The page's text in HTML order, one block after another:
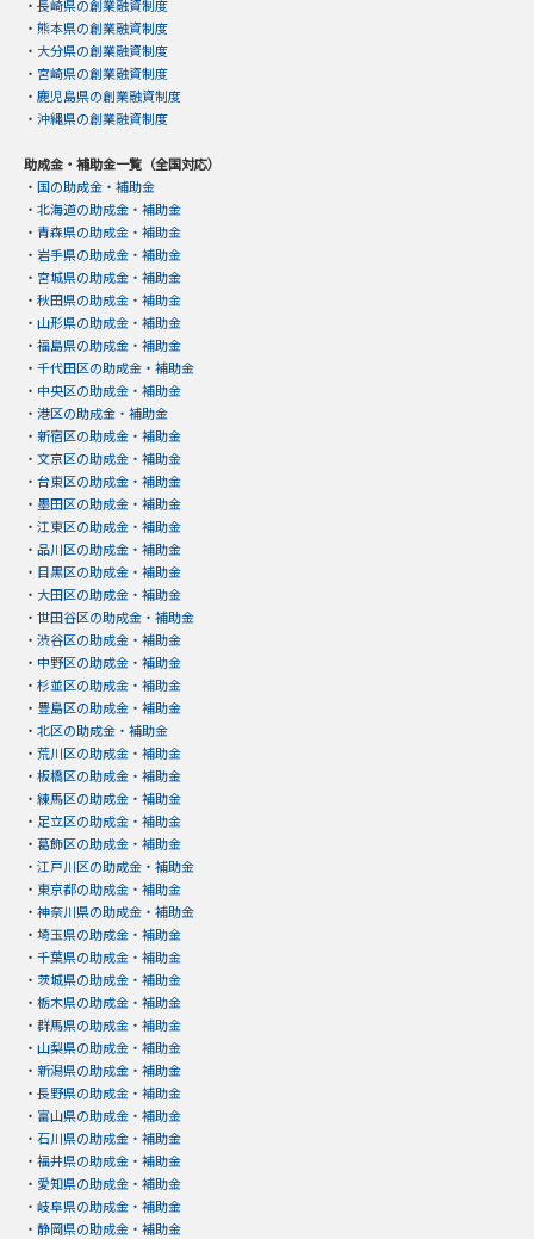
・ 長崎県の創業融資制度
・ 熊本県の創業融資制度
・ 大分県の創業融資制度
・ 宮崎県の創業融資制度
・ 鹿児島県の創業融資制度
・ 沖縄県の創業融資制度
助成金・補助金一覧（全国対応）
・ 国の助成金・補助金
・ 北海道の助成金・補助金
・ 青森県の助成金・補助金
・ 岩手県の助成金・補助金
・ 宮城県の助成金・補助金
・ 秋田県の助成金・補助金
・ 山形県の助成金・補助金
・ 福島県の助成金・補助金
・ 千代田区の助成金・補助金
・ 中央区の助成金・補助金
・ 港区の助成金・補助金
・ 新宿区の助成金・補助金
・ 文京区の助成金・補助金
・ 台東区の助成金・補助金
・ 墨田区の助成金・補助金
・ 江東区の助成金・補助金
・ 品川区の助成金・補助金
・ 目黒区の助成金・補助金
・ 大田区の助成金・補助金
・ 世田谷区の助成金・補助金
・ 渋谷区の助成金・補助金
・ 中野区の助成金・補助金
・ 杉並区の助成金・補助金
・ 豊島区の助成金・補助金
・ 北区の助成金・補助金
・ 荒川区の助成金・補助金
・ 板橋区の助成金・補助金
・ 練馬区の助成金・補助金
・ 足立区の助成金・補助金
・ 葛飾区の助成金・補助金
・ 江戸川区の助成金・補助金
・ 東京都の助成金・補助金
・ 神奈川県の助成金・補助金
・ 埼玉県の助成金・補助金
・ 千葉県の助成金・補助金
・ 茨城県の助成金・補助金
・ 栃木県の助成金・補助金
・ 群馬県の助成金・補助金
・ 山梨県の助成金・補助金
・ 新潟県の助成金・補助金
・ 長野県の助成金・補助金
・ 富山県の助成金・補助金
・ 石川県の助成金・補助金
・ 福井県の助成金・補助金
・ 愛知県の助成金・補助金
・ 岐阜県の助成金・補助金
・ 静岡県の助成金・補助金